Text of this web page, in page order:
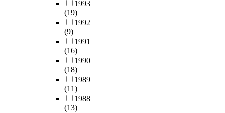
1993
(19)
1992
(9)
1991
(16)
1990
(18)
1989
(11)
1988
(13)